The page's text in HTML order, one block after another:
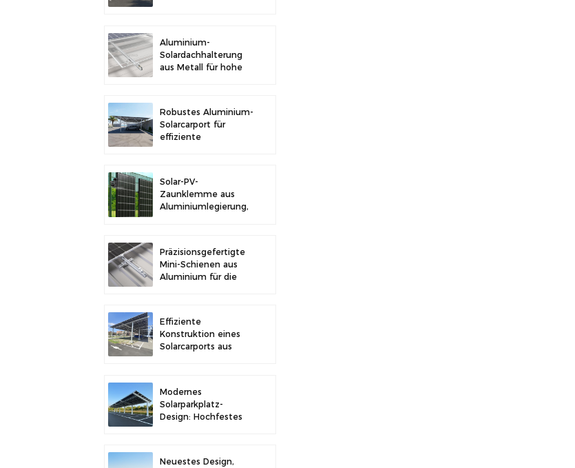
Aluminium-
Solardachhalterung
aus Metall für hohe
Robustes Aluminium-
Solarcarport für
effiziente
Solar-PV-
Zaunklemme aus
Aluminiumlegierung,
Präzisionsgefertigte
Mini-Schienen aus
Aluminium für die
Effiziente
Konstruktion eines
Solarcarports aus
Modernes
Solarparkplatz-
Design: Hochfestes
Neuestes Design,